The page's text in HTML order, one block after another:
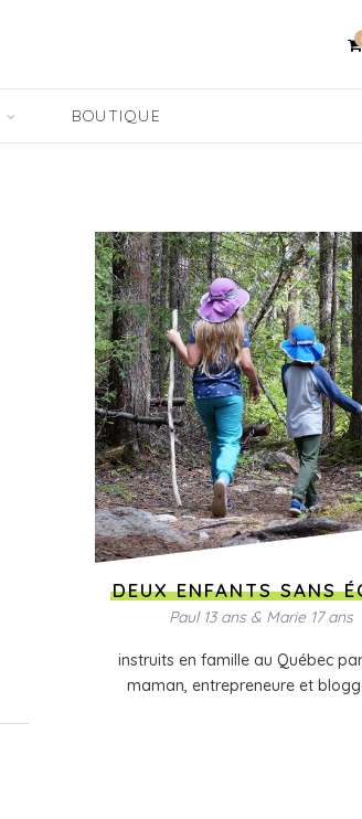
BOUTIQUE
DEUX ENFANTS SANS
Paul 13 ans & Marie 17 ans
instruits en famille au Québec
maman, entrepreneure et